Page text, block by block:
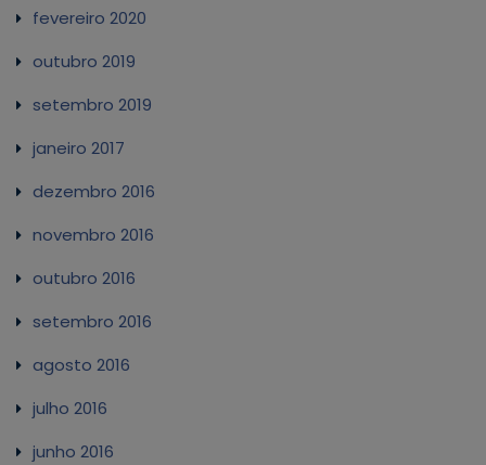
fevereiro 2020
outubro 2019
setembro 2019
janeiro 2017
dezembro 2016
novembro 2016
outubro 2016
setembro 2016
agosto 2016
julho 2016
junho 2016